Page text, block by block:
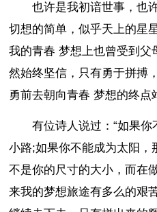
也许是我初谙世事，也
切想的简单，似乎天上的星
我的青春 梦想上也曾受到父
然始终坚信，只有勇于拼搏
勇前去朝向青春 梦想的终点
有位诗人说过：“如果
小路;如果你不能成为太阳，
不是你的尺寸的大小，而在
来我的梦想旅途有多么的艰